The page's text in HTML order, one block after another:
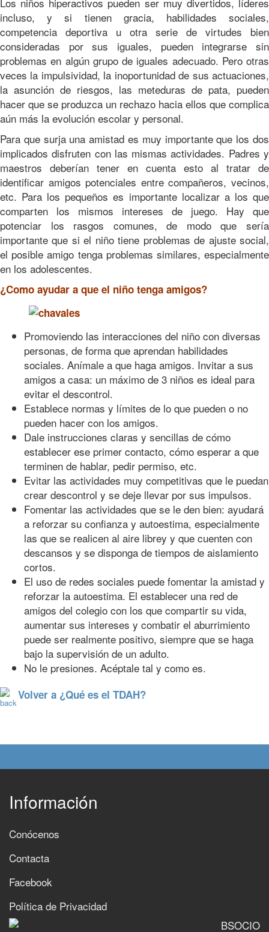
incluso, y si tienen gracia, habilidades sociales,
competencia deportiva u otra serie de virtudes bien
consideradas por sus iguales, pueden integrarse sin
problemas en algún grupo de iguales adecuado. Pero otras
veces la impulsividad, la inoportunidad de sus actuaciones,
la asunción de riesgos, las meteduras de pata, pueden
hacer que se produzca un rechazo hacia ellos que complica
aún más la evolución escolar y personal.
Para que surja una amistad es muy importante que los dos
implicados disfruten con las mismas actividades. Padres y
maestros deberían tener en cuenta esto al tratar de
identificar amigos potenciales entre compañeros, vecinos,
etc. Para los pequeños es importante localizar a los que
comparten los mismos intereses de juego. Hay que
potenciar los rasgos comunes, de modo que sería
importante que si el niño tiene problemas de ajuste social,
el posible amigo tenga problemas similares, especialmente
en los adolescentes.
¿Como ayudar a que el niño tenga amigos?
Promoviendo las interacciones del niño con diversas
personas, de forma que aprendan habilidades
sociales. Anímale a que haga amigos. Invitar a sus
amigos a casa: un máximo de 3 niños es ideal para
evitar el descontrol.
Establece normas y límites de lo que pueden o no
pueden hacer con los amigos.
Dale instrucciones claras y sencillas de cómo
establecer ese primer contacto, cómo esperar a que
terminen de hablar, pedir permiso, etc.
Evitar las actividades muy competitivas que le puedan
crear descontrol y se deje llevar por sus impulsos.
Fomentar las actividades que se le den bien: ayudará
a reforzar su confianza y autoestima, especialmente
las que se realicen al aire librey y que cuenten con
descansos y se disponga de tiempos de aislamiento
cortos.
El uso de redes sociales puede fomentar la amistad y
reforzar la autoestima. El establecer una red de
amigos del colegio con los que compartir su vida,
aumentar sus intereses y combatir el aburrimiento
puede ser realmente positivo, siempre que se haga
bajo la supervisión de un adulto.
No le presiones. Acéptale tal y como es.
Volver a ¿Qué es el TDAH?
Información
Conócenos
Contacta
Facebook
Política de Privacidad